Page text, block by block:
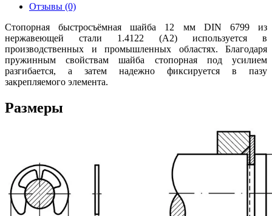
Отзывы (0)
Стопорная быстросъёмная шайба 12 мм DIN 6799 из
нержавеющей стали 1.4122 (А2) используется в
производственных и промышленных областях. Благодаря
пружинным свойствам шайба стопорная под усилием
разгибается, а затем надежно фиксируется в пазу
закрепляемого элемента.
Размеры